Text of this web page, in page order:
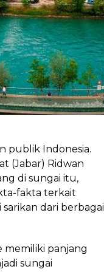
publik Indonesia.
(Jabar) Ridwan
di sungai itu,
fakta terkait
dari berbagai
memiliki panjang
sungai